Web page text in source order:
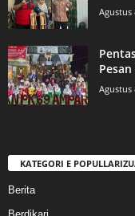
Agustus
Agustus
KATEGORI E
Berita